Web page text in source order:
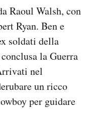
Raoul Walsh, con
Ryan. Ben e
soldati della
la Guerra
nel
un ricco
per guidare